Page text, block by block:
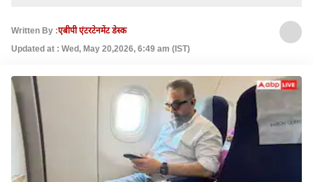
Written By :एबीपी एंटरटेनमेंट डेस्क
Updated at : Wed, May 20,2026, 6:49 am (IST)